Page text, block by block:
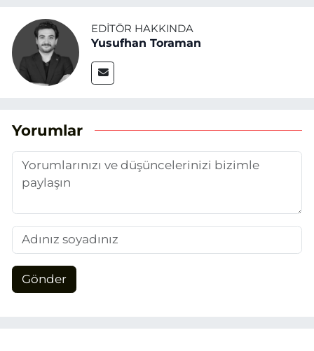
EDITÖR HAKKINDA
Yusufhan Toraman
Yorumlar
Gönder